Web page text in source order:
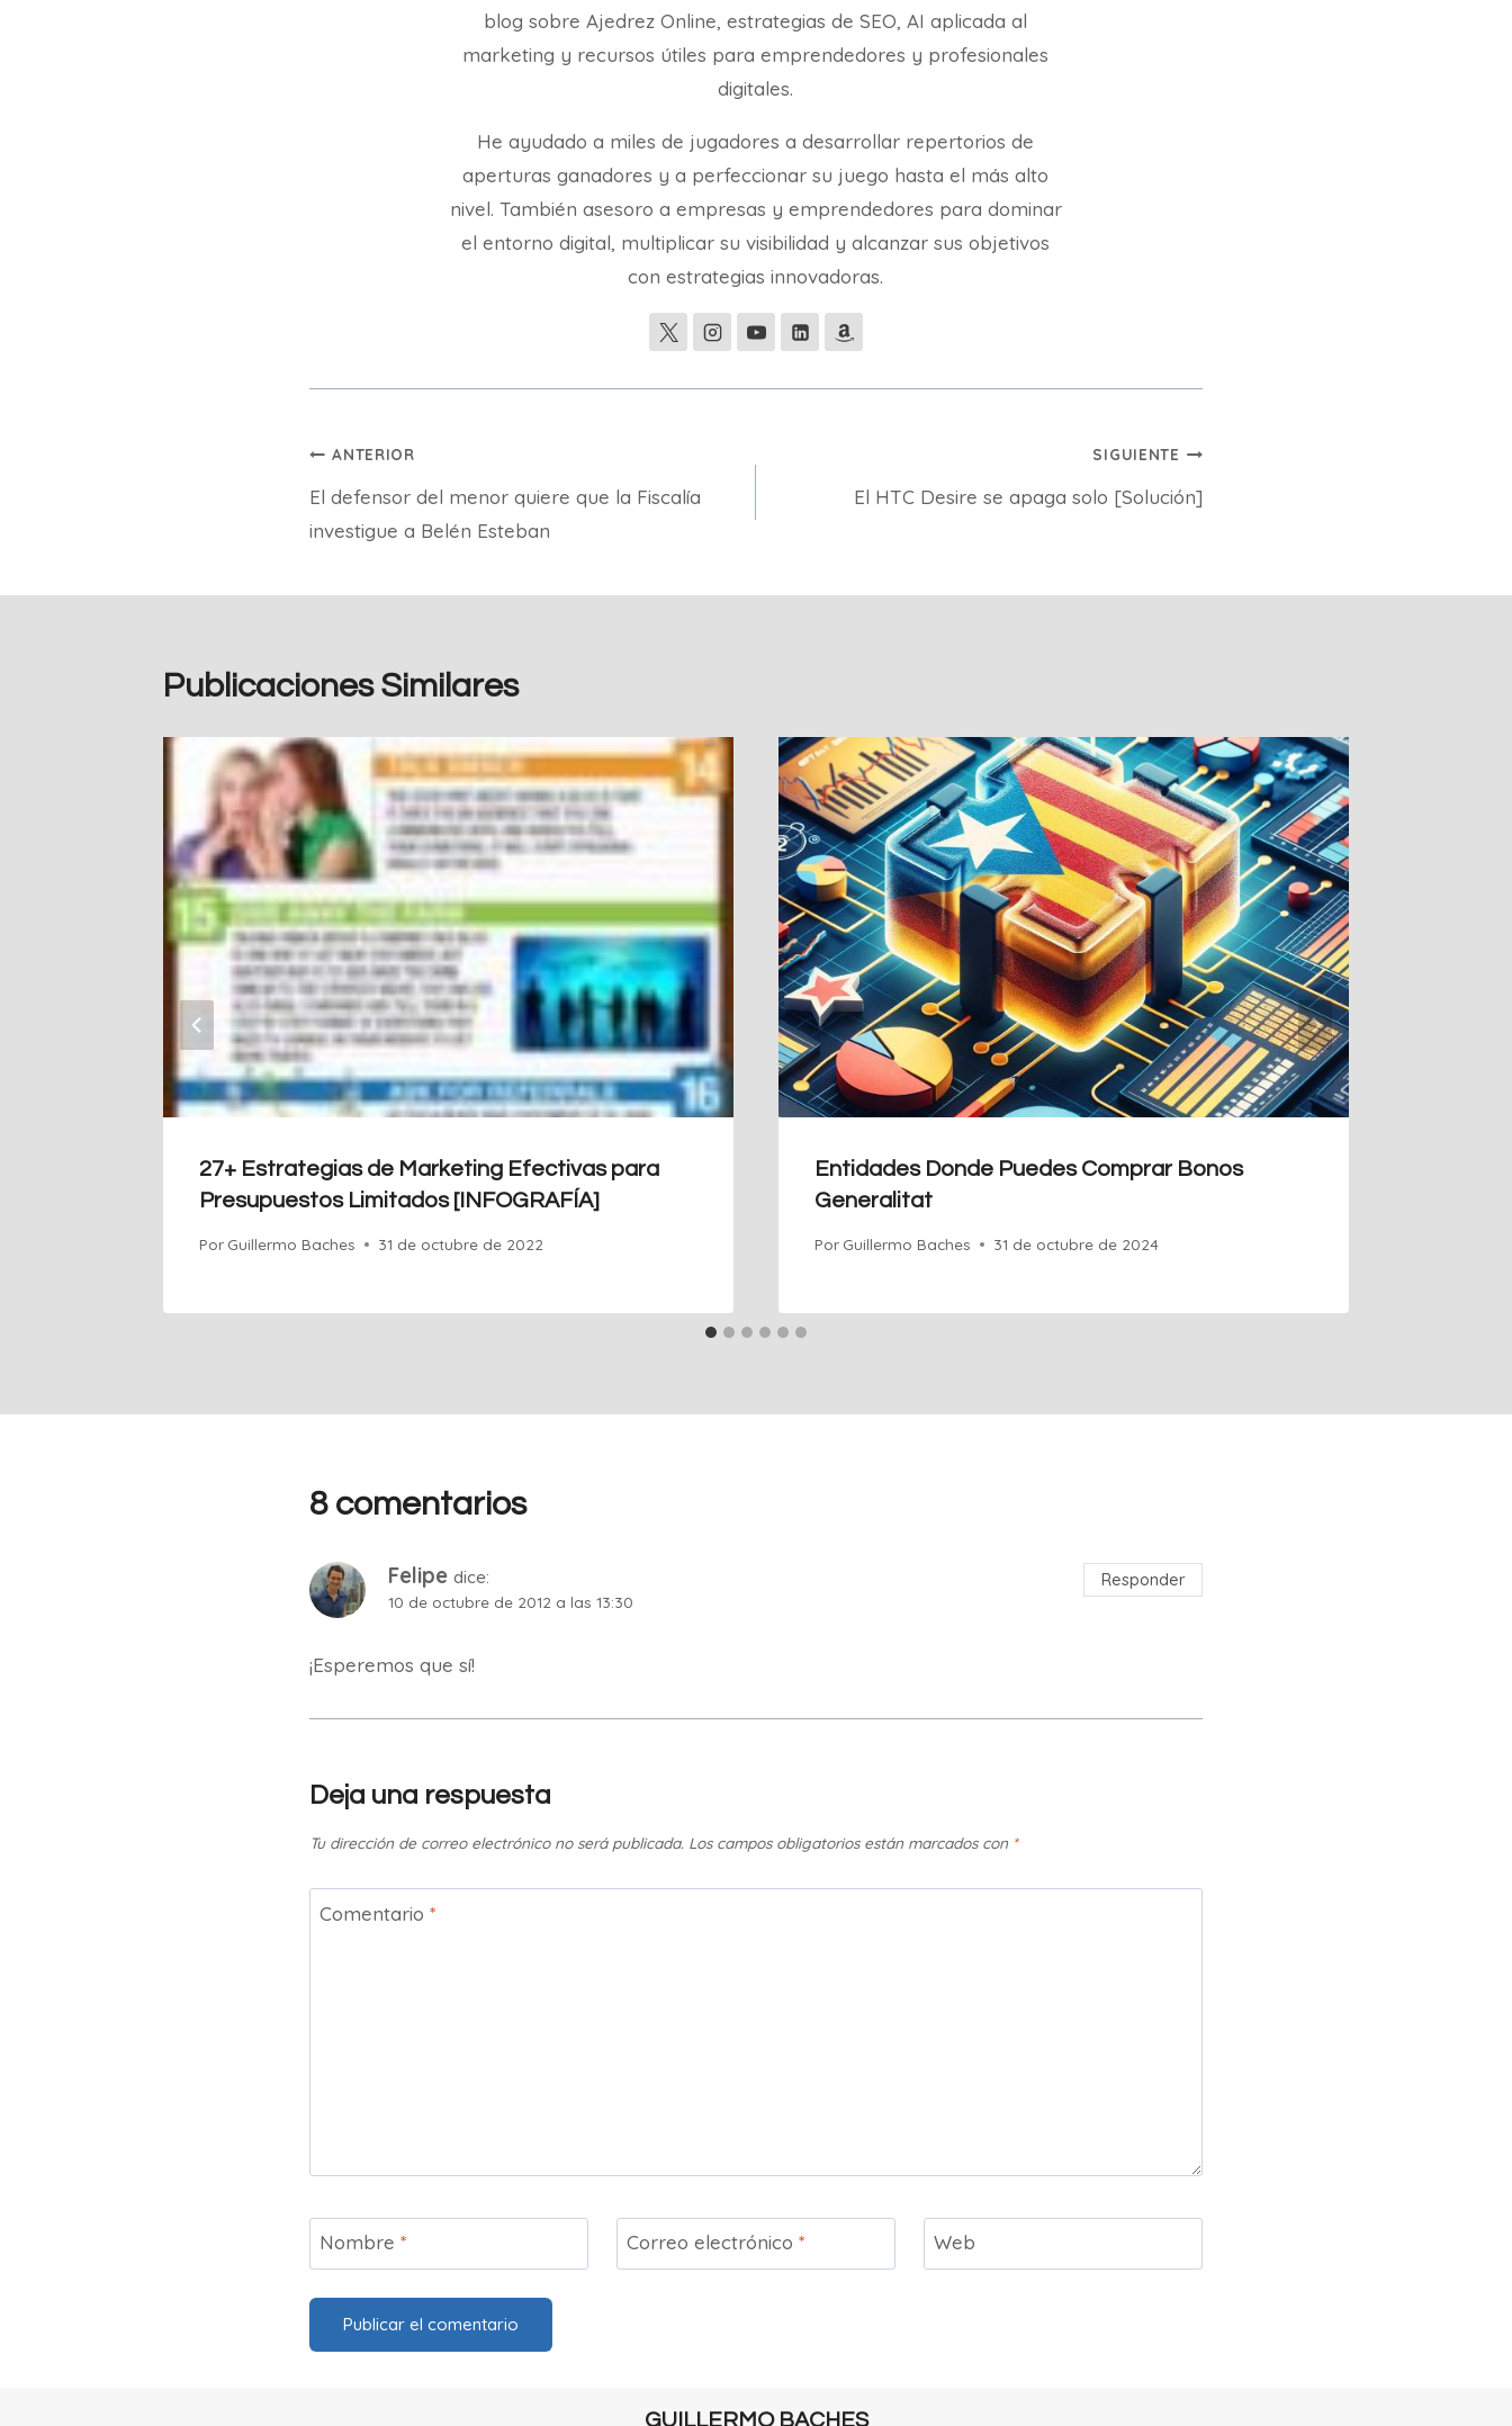
blog sobre Ajedrez Online, estrategias de SEO, AI aplicada al
marketing y recursos útiles para emprendedores y profesionales
digitales.
He ayudado a miles de jugadores a desarrollar repertorios de
aperturas ganadores y a perfeccionar su juego hasta el más alto
nivel. También asesoro a empresas y emprendedores para dominar
el entorno digital, multiplicar su visibilidad y alcanzar sus objetivos
con estrategias innovadoras.
Navegación
de
entradas
ANTERIOR
El defensor del menor quiere que la Fiscalía
investigue a Belén Esteban
SIGUIENTE
El HTC Desire se apaga solo [Solución]
Publicaciones Similares
27+ Estrategias de Marketing Efectivas para
Presupuestos Limitados [INFOGRAFÍA]
Por Guillermo Baches 31 de octubre de 2022
Entidades Donde Puedes Comprar Bonos
Generalitat
Por Guillermo Baches 31 de octubre de 2024
8 comentarios
Felipe dice:
10 de octubre de 2012 a las 13:30
¡Esperemos que sí!
Responder
Deja una respuesta
Tu dirección de correo electrónico no será publicada. Los campos obligatorios están marcados con *
Comentario *
Nombre * Correo electrónico * Web
GUILLERMO BACHES